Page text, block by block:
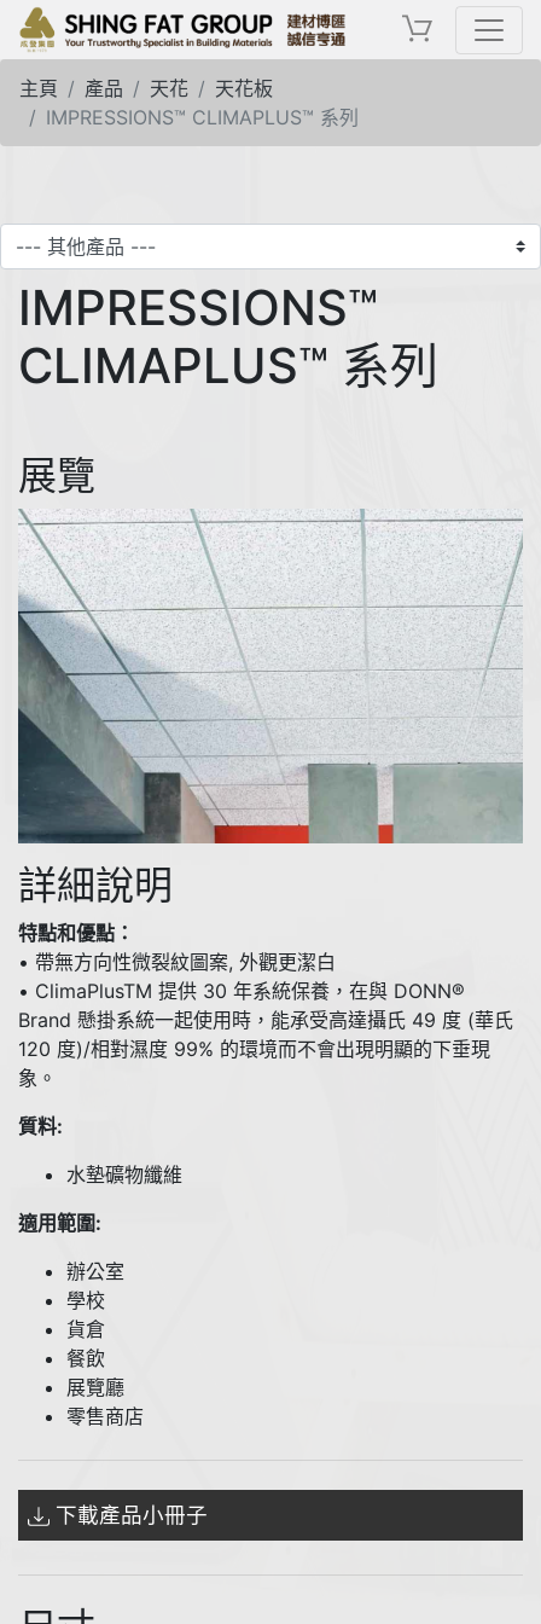
主頁 產品 天花
天花板
IMPRESSIONS™ CLIMAPLUS™ 系列
IMPRESSIONS™
CLIMAPLUS™ 系列
展覽
詳細說明
特點和優點：
• 帶無方向性微裂紋圖案, 外觀更潔白
• ClimaPlusTM 提供 30 年系統保養，在與 DONN®
Brand 懸掛系統一起使用時，能承受高達攝氏 49 度 (華氏
120 度)/相對濕度 99% 的環境而不會出現明顯的下垂現
象。
質料:
水墊礦物纖維
適用範圍:
辦公室
學校
貨倉
餐飲
展覽廳
零售商店
下載產品小冊子